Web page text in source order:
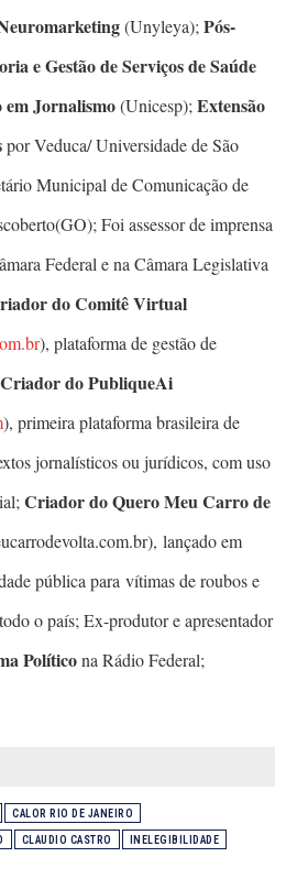
(Unyleya); Pós-
e Gestão de Serviços de Saúde
Jornalismo(Unicesp); Extensão
por Veduca/ Universidade de São
Municipal de Comunicação de
Foi assessor de imprensa
Federal e na Câmara Legislativa
do Comitê Virtual
), plataforma de gestão de
Criador do PubliqueAi
), primeira plataforma brasileira de
jornalísticos ou jurídicos, com uso
Criador do Quero Meu Carro de
lançado em
pública para vítimas de roubos e
o país; Ex-produtor e apresentador
Políticona Rádio Federal;
CALOR RIO DE JANEIRO
CLAUDIO CASTRO INELEGIBILIDADE